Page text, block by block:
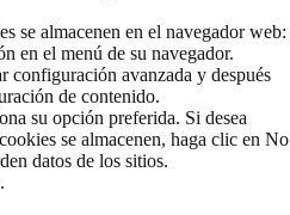
se almacenen en el navegador web:
en el menú de su navegador.
configuración avanzada y después
de contenido.
su opción preferida. Si desea
se almacenen, haga clic en No
datos de los sitios.